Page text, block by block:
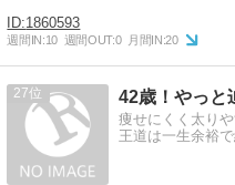
1860593
週間IN:10 週間OUT:0 月間IN:20
27 42歳！やっと
痩せにくく太り
王道は一生余裕